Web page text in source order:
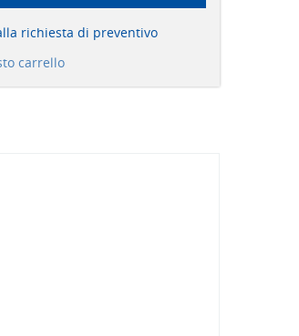
richiesta di preventivo
carrello